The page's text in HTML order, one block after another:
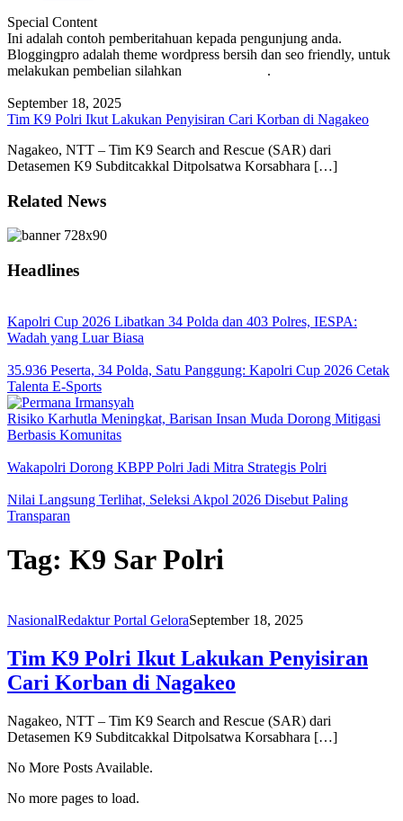
Special Content
Ini adalah contoh pemberitahuan kepada pengunjung anda.
Bloggingpro adalah theme wordpress bersih dan seo friendly, untuk
melakukan pembelian silahkan
.
September 18, 2025
Tim K9 Polri Ikut Lakukan Penyisiran Cari Korban di Nagakeo
Nagakeo, NTT – Tim K9 Search and Rescue (SAR) dari
Detasemen K9 Subditcakkal Ditpolsatwa Korsabhara […]
Related News
Headlines
Kapolri Cup 2026 Libatkan 34 Polda dan 403 Polres, IESPA:
Wadah yang Luar Biasa
35.936 Peserta, 34 Polda, Satu Panggung: Kapolri Cup 2026 Cetak
Talenta E-Sports
Risiko Karhutla Meningkat, Barisan Insan Muda Dorong Mitigasi
Berbasis Komunitas
Wakapolri Dorong KBPP Polri Jadi Mitra Strategis Polri
Nilai Langsung Terlihat, Seleksi Akpol 2026 Disebut Paling
Transparan
Tag: K9 Sar Polri
NasionalRedaktur Portal GeloraSeptember 18, 2025
Tim K9 Polri Ikut Lakukan Penyisiran
Cari Korban di Nagakeo
Nagakeo, NTT – Tim K9 Search and Rescue (SAR) dari
Detasemen K9 Subditcakkal Ditpolsatwa Korsabhara […]
No More Posts Available.
No more pages to load.